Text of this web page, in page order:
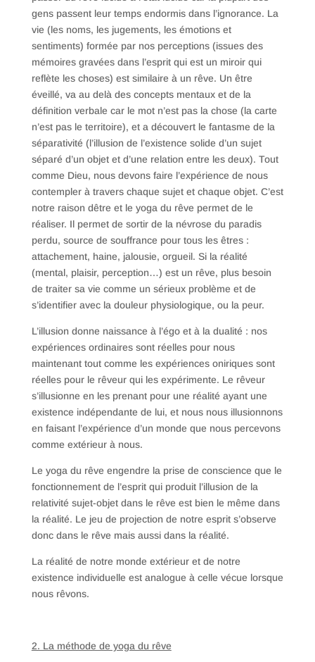
gens passent leur temps endormis dans l’ignorance. La
vie (les noms, les jugements, les émotions et
sentiments) formée par nos perceptions (issues des
mémoires gravées dans l’esprit qui est un miroir qui
reflète les choses) est similaire à un rêve. Un être
éveillé, va au delà des concepts mentaux et de la
définition verbale car le mot n’est pas la chose (la carte
n’est pas le territoire), et a découvert le fantasme de la
séparativité (l’illusion de l’existence solide d’un sujet
séparé d’un objet et d’une relation entre les deux). Tout
comme Dieu, nous devons faire l’expérience de nous
contempler à travers chaque sujet et chaque objet. C’est
notre raison dêtre et le yoga du rêve permet de le
réaliser. Il permet de sortir de la névrose du paradis
perdu, source de souffrance pour tous les êtres :
attachement, haine, jalousie, orgueil. Si la réalité
(mental, plaisir, perception…) est un rêve, plus besoin
de traiter sa vie comme un sérieux problème et de
s’identifier avec la douleur physiologique, ou la peur.
L’illusion donne naissance à l’égo et à la dualité : nos
expériences ordinaires sont réelles pour nous
maintenant tout comme les expériences oniriques sont
réelles pour le rêveur qui les expérimente. Le rêveur
s’illusionne en les prenant pour une réalité ayant une
existence indépendante de lui, et nous nous illusionnons
en faisant l’expérience d’un monde que nous percevons
comme extérieur à nous.
Le yoga du rêve engendre la prise de conscience que le
fonctionnement de l’esprit qui produit l’illusion de la
relativité sujet-objet dans le rêve est bien le même dans
la réalité. Le jeu de projection de notre esprit s’observe
donc dans le rêve mais aussi dans la réalité.
La réalité de notre monde extérieur et de notre
existence individuelle est analogue à celle vécue lorsque
nous rêvons.
2. La méthode de yoga du rêve